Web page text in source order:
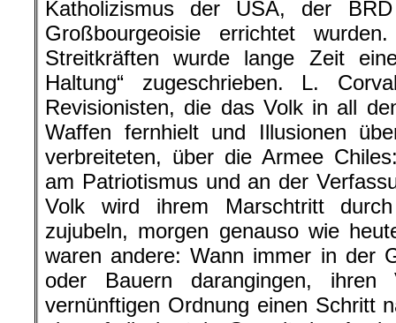
Katholizismus der USA, der
Großbourgeoisie errichtet
Streitkräften wurde lange Zeit
Haltung“ zugeschrieben. L.
Revisionisten, die das Volk in all
Waffen fernhielt und Illusionen
verbreiteten, über die Armee
am Patriotismus und an der
Volk wird ihrem Marschtritt
zujubeln, morgen genauso wie
waren andere: Wann immer in der
oder Bauern darangingen, ihren
vernünftigen Ordnung einen Schritt